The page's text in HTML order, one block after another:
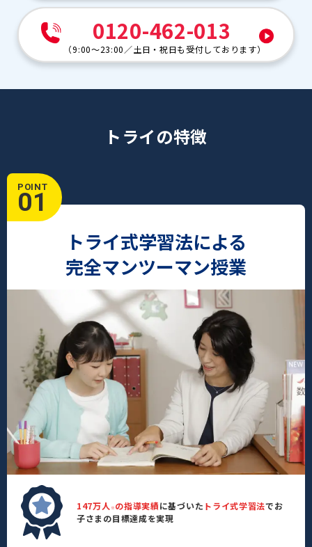
0120-462-013
（9:00～23:00 ／土日・祝日も受付しております）
トライの特徴
POINT
01
トライ式学習法による
完全マンツーマン授業
147万人 ※ の指導実績に基づいた トライ式学習法でお
子さまの目標達成を実現